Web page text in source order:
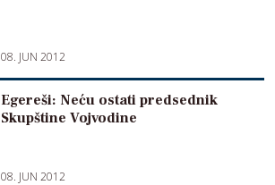
08. JUN 2012
Egereši: Neću ostati predsednik
Skupštine Vojvodine
08. JUN 2012